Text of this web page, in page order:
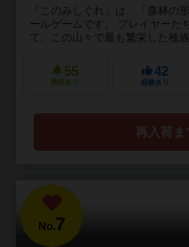
『このみしぐれ』は、「森林の
ールゲームです。 プレイヤーた
て、この山々で最も繁栄した種
55
興味あり
42
経験あり
再入荷ま
No.7